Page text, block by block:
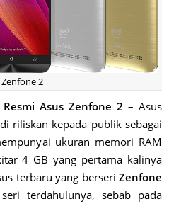
2
Asus Zenfone 2 – Asus
riliskan kepada publik sebagai
ukuran memori RAM
4 GB yang pertama kalinya
terbaru yang berseri Zenfone
terdahulunya, sebab pada